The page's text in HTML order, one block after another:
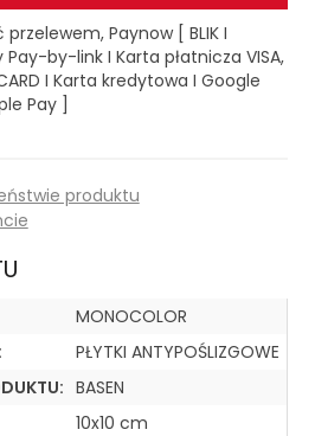
przelewem, Paynow [ BLIK I
Pay-by-link I Karta płatnicza VISA,
I Karta kredytowa I Google
Pay ]
produktu
MONOCOLOR
PŁYTKI ANTYPOŚLIZGOWE
BASEN
10x10 cm